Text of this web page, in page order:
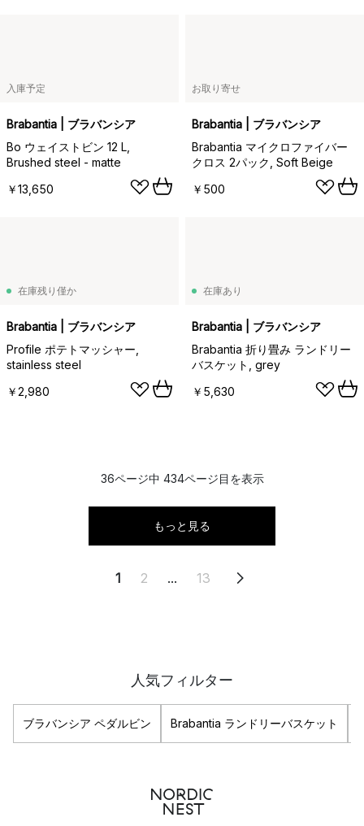
入庫予定
Brabantia | ブラバンシア
Bo ウェイストビン 12 L,
Brushed steel - matte
￥13,650
お取り寄せ
Brabantia | ブラバンシア
Brabantia マイクロファイバー
クロス 2パック, Soft Beige
￥500
在庫残り僅か
Brabantia | ブラバンシア
Profile ポテトマッシャー,
stainless steel
￥2,980
在庫あり
Brabantia | ブラバンシア
Brabantia 折り畳み ランドリー
バスケット, grey
￥5,630
36ページ中 434ページ目を表示
もっと見る
1 2 ... 13
人気フィルター
ブラバンシア ペダルビン Brabantia ランドリーバスケット